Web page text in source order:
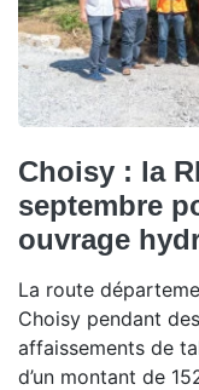
Choisy : la
septembre
ouvrage
La route
Choisy pendant
affaissements de
d’un montant de